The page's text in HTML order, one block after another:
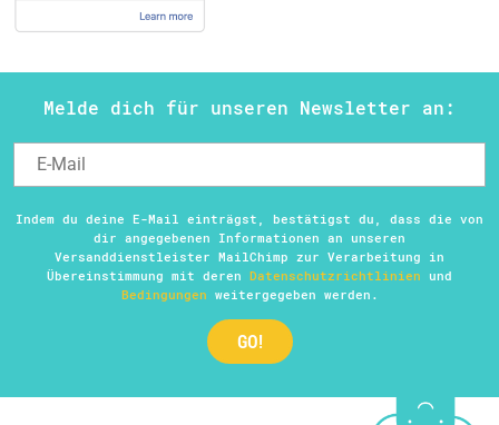
Melde dich für unseren Newsletter an:
Indem du deine E-Mail einträgst, bestätigst du, dass die von
dir angegebenen Informationen an unseren
Versanddienstleister MailChimp zur Verarbeitung in
Übereinstimmung mit deren Datenschutzrichtlinien und
Bedingungen weitergegeben werden.